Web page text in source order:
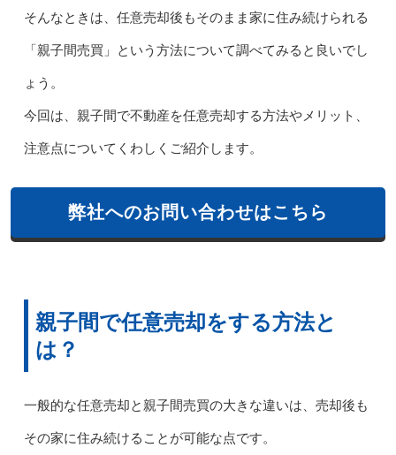
そんなときは、任意売却後もそのまま家に住み続けられる
「親子間売買」という方法について調べてみると良いでし
ょう。
今回は、親子間で不動産を任意売却する方法やメリット、
注意点についてくわしくご紹介します。
弊社へのお問い合わせはこちら
親子間で任意売却をする方法と
は？
一般的な任意売却と親子間売買の大きな違いは、売却後も
その家に住み続けることが可能な点です。